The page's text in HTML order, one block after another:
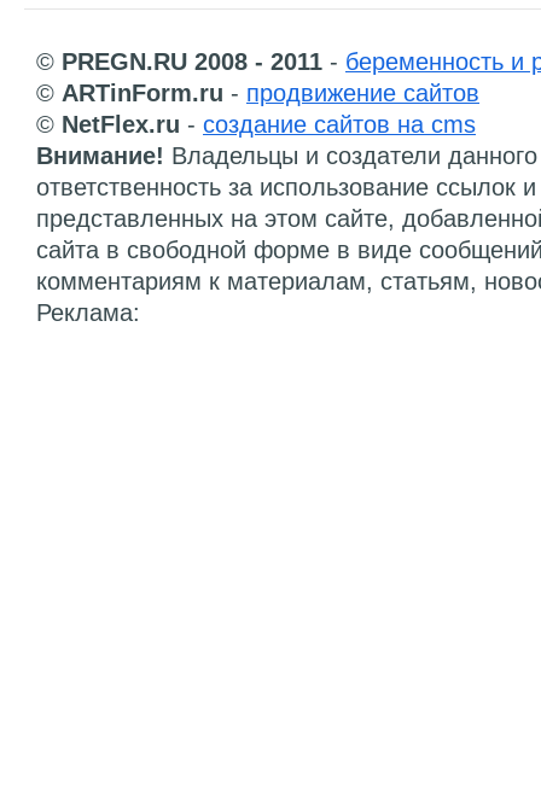
© PREGN.RU 2008 - 2011 - беременность и
© ARTinForm.ru - продвижение сайтов
© NetFlex.ru - создание сайтов на cms
Внимание! Владельцы и создатели
ответственность за использование ссылок
представленных на этом сайте,
сайта в свободной форме в виде
комментариям к материалам, статьям,
Реклама: